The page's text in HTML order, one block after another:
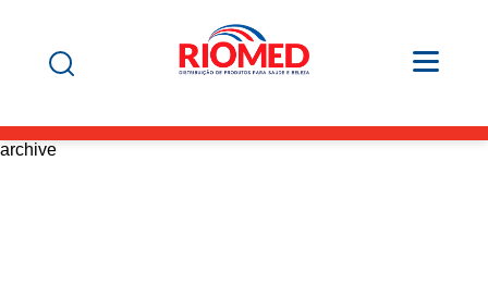
archive